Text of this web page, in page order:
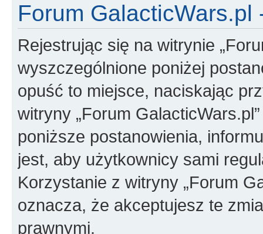
Forum GalacticWars.pl
Rejestrując się na witrynie
wyszczególnione poniżej
opuść to miejsce, naciskając
witryny „Forum
poniższe postanowienia,
jest, aby użytkownicy sami
Korzystanie z witryny „Forum
oznacza, że akceptujesz te
prawnymi.